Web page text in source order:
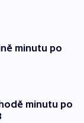
minutu po
minutu po